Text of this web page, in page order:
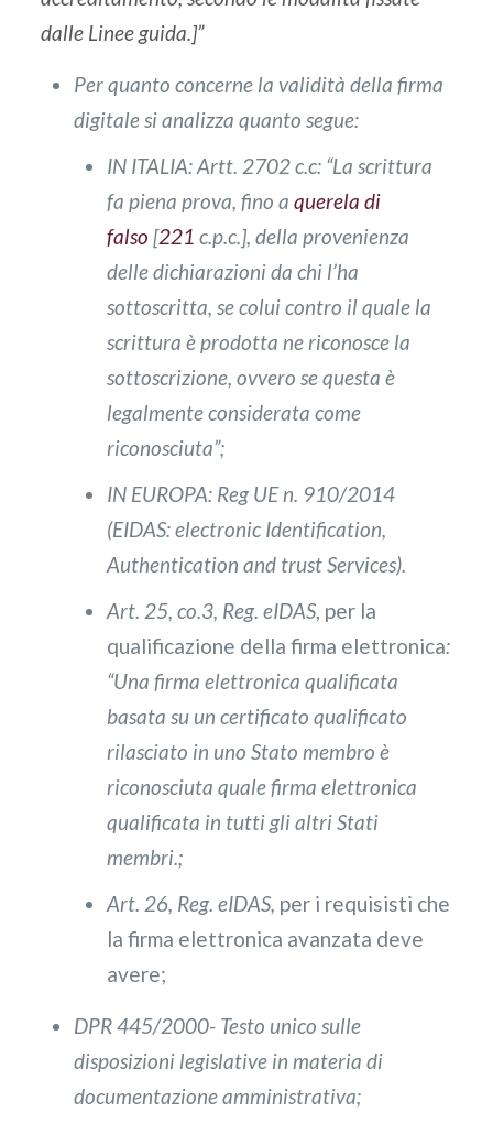
dalle Linee guida.]”
Per quanto concerne la validità della firma
digitale si analizza quanto segue:
IN ITALIA: Artt. 2702 c.c: “La scrittura
fa piena prova, fino a querela di
falso [221 c.p.c.], della provenienza
delle dichiarazioni da chi l’ha
sottoscritta, se colui contro il quale la
scrittura è prodotta ne riconosce la
sottoscrizione, ovvero se questa è
legalmente considerata come
riconosciuta”;
IN EUROPA: Reg UE n. 910/2014
(EIDAS: electronic Identification,
Authentication and trust Services).
Art. 25, co.3, Reg. eIDAS, per la
qualificazione della firma elettronica:
“Una firma elettronica qualificata
basata su un certificato qualificato
rilasciato in uno Stato membro è
riconosciuta quale firma elettronica
qualificata in tutti gli altri Stati
membri.;
Art. 26, Reg. eIDAS, per i requisisti che
la firma elettronica avanzata deve
avere;
DPR 445/2000- Testo unico sulle
disposizioni legislative in materia di
documentazione amministrativa;